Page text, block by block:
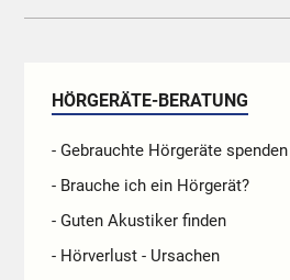
HÖRGERÄTE-BERATUNG
- Gebrauchte Hörgeräte spenden
- Brauche ich ein Hörgerät?
- Guten Akustiker finden
- Hörverlust - Ursachen